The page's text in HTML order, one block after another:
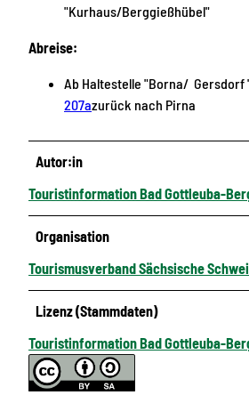
"Kurhaus/Berggießhübel"
Abreise:
Ab Haltestelle "Borna/ Gersdorf
207azurück nach Pirna
Autor:in
Touristinformation Bad Gottleuba-
Organisation
Tourismusverband Sächsische
Lizenz (Stammdaten)
Touristinformation Bad Gottleuba-